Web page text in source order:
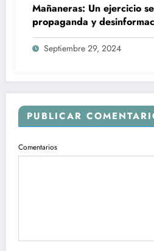
Mañaneras: Un ejercicio
propaganda y
Septiembre 29, 2024
PUBLICAR
Comentarios